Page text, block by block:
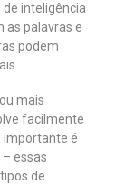
inteligência
as palavras e
podem
mais
facilmente
importante é
essas
de